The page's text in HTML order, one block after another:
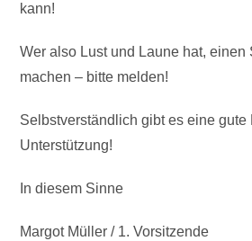
kann!
Wer also Lust und Laune hat, einen
machen – bitte melden!
Selbstverständlich gibt es eine gute
Unterstützung!
In diesem Sinne
Margot Müller / 1. Vorsitzende